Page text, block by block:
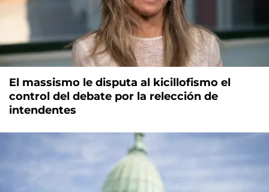
El massismo le disputa al kicillofismo el
control del debate por la relección de
intendentes